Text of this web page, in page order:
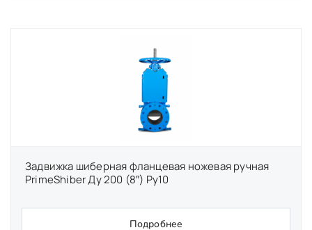
Задвижка шиберная фланцевая ножевая ручная
PrimeShiber Ду 200 (8″) Ру10
Подробнее